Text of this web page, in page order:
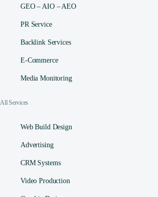
GEO – AIO – AEO
PR Service
Backlink Services
E-Commerce
Media Monitoring
All Services
Web Build Design
Advertising
CRM Systems
Video Production